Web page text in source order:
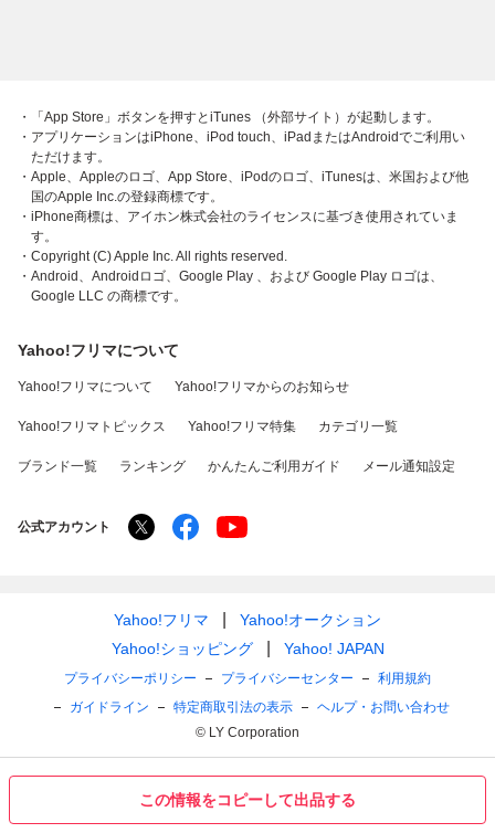
この情報をコピーして出品する
・「App Store」ボタンを押すとiTunes （外部サイト）が起動します。
・アプリケーションはiPhone、iPod touch、iPadまたはAndroidでご利用い
ただけます。
・Apple、Appleのロゴ、App Store、iPodのロゴ、iTunesは、米国および他
国のApple Inc.の登録商標です。
・iPhone商標は、アイホン株式会社のライセンスに基づき使用されていま
す。
・Copyright (C) Apple Inc. All rights reserved.
・Android、Androidロゴ、Google Play 、および Google Play ロゴは、
Google LLC の商標です。
Yahoo!フリマについて
Yahoo!フリマについて Yahoo!フリマからのお知らせ
Yahoo!フリマトピックス Yahoo!フリマ特集 カテゴリ一覧
ブランド一覧 ランキング かんたんご利用ガイド メール通知設定
公式アカウント
Yahoo!フリマ
Yahoo!オークション
Yahoo!ショッピング
Yahoo! JAPAN
プライバシーポリシー プライバシーセンター
利用規約
ガイドライン
特定商取引法の表示
ヘルプ・お問い合わせ
© LY Corporation